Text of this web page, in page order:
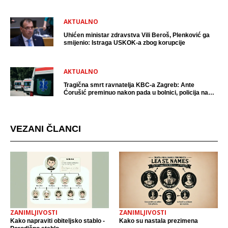
AKTUALNO
Uhićen ministar zdravstva Vili Beroš, Plenković ga
smijenio: Istraga USKOK-a zbog korupcije
AKTUALNO
Tragična smrt ravnatelja KBC-a Zagreb: Ante
Ćorušić preminuo nakon pada u bolnici, policija na
VEZANI ČLANCI
ZANIMLJIVOSTI
Kako napraviti obiteljsko stablo -
ZANIMLJIVOSTI
Kako su nastala prezimena